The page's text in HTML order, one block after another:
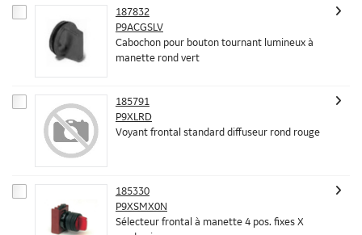
187832
P9ACGSLV
Cabochon pour bouton tournant lumineux à
manette rond vert
185791
P9XLRD
Voyant frontal standard diffuseur rond rouge
185330
P9XSMX0N
Sélecteur frontal à manette 4 pos. fixes X